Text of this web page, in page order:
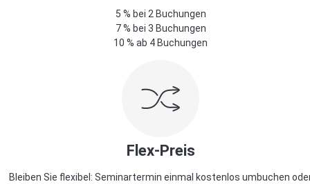
5 % bei 2 Buchungen
7 % bei 3 Buchungen
10 % ab 4 Buchungen
Flex-Preis
Bleiben Sie flexibel: Seminartermin einmal kostenlos umbuchen